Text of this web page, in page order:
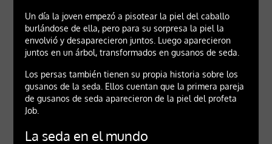
Un día la joven empezó a pisotear la piel del caballo
burlándose de ella, pero para su sorpresa la piel la
envolvió y desaparecieron juntos. Luego aparecieron
juntos en un árbol, transformados en gusanos de seda.
Los persas también tienen su propia historia sobre los
gusanos de la seda. Ellos cuentan que la primera pareja
de gusanos de seda aparecieron de la piel del profeta
Job.
La seda en el mundo